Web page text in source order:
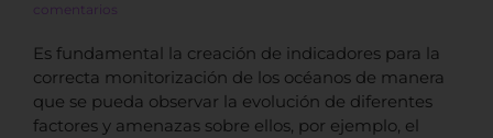
comentarios
Es fundamental la creación de indicadores para la
correcta monitorización de los océanos de manera
que se pueda observar la evolución de diferentes
factores y amenazas sobre ellos, por ejemplo, el